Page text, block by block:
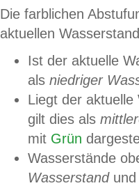
Die farblichen
aktuellen
Ist der aktuelle
als niedriger
Liegt der
gilt dies als
mit Grün
Wasserstände
Wasserstandund